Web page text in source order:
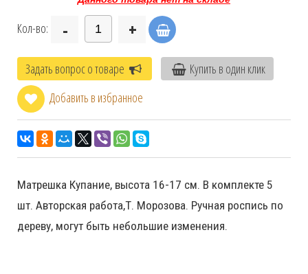
Кол-во: - +
Задать вопрос о товаре
Купить в один клик
Добавить в избранное
Матрешка Купание, высота 16-17 см. В комплекте 5
шт. Авторская работа,Т. Морозова. Ручная роспись по
дереву, могут быть небольшие изменения.